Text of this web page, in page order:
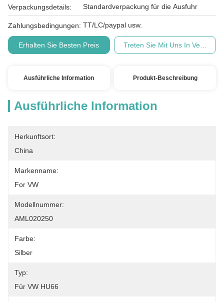
Verpackungsdetails: Standardverpackung für die Ausfuhr
Zahlungsbedingungen: TT/LC/paypal usw.
Erhalten Sie Besten Preis Treten Sie Mit Uns In
Ausführliche Information Produkt-Beschreibung
Ausführliche Information
Herkunftsort:
China
Markenname:
For VW
Modellnummer:
AML020250
Farbe:
Silber
Typ:
Für VW HU66